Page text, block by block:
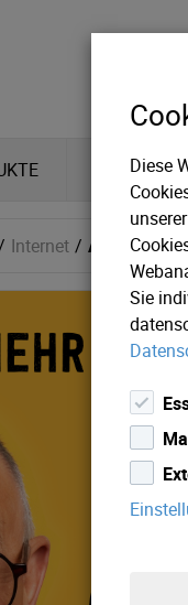
Internet AKTION
Diese
Sie